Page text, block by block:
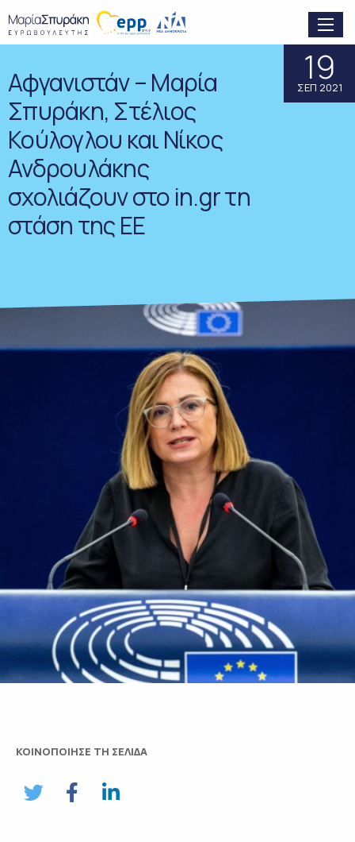
Αφγανιστάν – Μαρία
Σπυράκη, Στέλιος
Κούλογλου και Νίκος
Ανδρουλάκης
σχολιάζουν στο in.gr τη
στάση της ΕΕ
19
ΣΕΠ 2021
ΚΟΙΝΟΠΟΙΗΣΕ ΤΗ ΣΕΛΙΔΑ